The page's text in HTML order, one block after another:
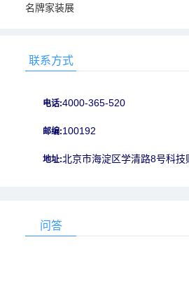
名牌家装展
联系方式
电话:4000-365-520
邮编:100192
地址:北京市海淀区学清路8号科技
问答